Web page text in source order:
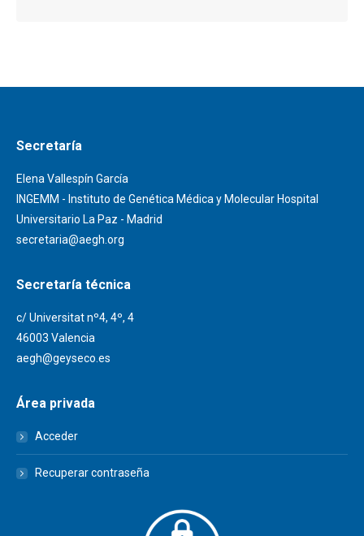
Secretaría
Elena Vallespín García
INGEMM - Instituto de Genética Médica y Molecular Hospital
Universitario La Paz - Madrid
secretaria@aegh.org
Secretaría técnica
c/ Universitat nº4, 4º, 4
46003 Valencia
aegh@geyseco.es
Área privada
Acceder
Recuperar contraseña